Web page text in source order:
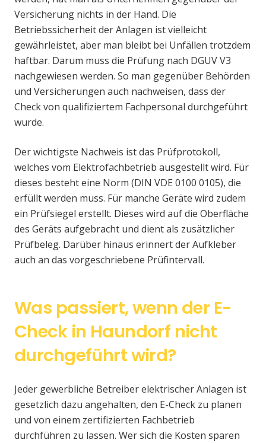
Versicherung nichts in der Hand. Die
Betriebssicherheit der Anlagen ist vielleicht
gewährleistet, aber man bleibt bei Unfällen trotzdem
haftbar. Darum muss die Prüfung nach DGUV V3
nachgewiesen werden. So man gegenüber Behörden
und Versicherungen auch nachweisen, dass der
Check von qualifiziertem Fachpersonal durchgeführt
wurde.
Der wichtigste Nachweis ist das Prüfprotokoll,
welches vom Elektrofachbetrieb ausgestellt wird. Für
dieses besteht eine Norm (DIN VDE 0100 0105), die
erfüllt werden muss. Für manche Geräte wird zudem
ein Prüfsiegel erstellt. Dieses wird auf die Oberfläche
des Geräts aufgebracht und dient als zusätzlicher
Prüfbeleg. Darüber hinaus erinnert der Aufkleber
auch an das vorgeschriebene Prüfintervall.
Was passiert, wenn der E-
Check in Haundorf nicht
durchgeführt wird?
Jeder gewerbliche Betreiber elektrischer Anlagen ist
gesetzlich dazu angehalten, den E-Check zu planen
und von einem zertifizierten Fachbetrieb
durchführen zu lassen. Wer sich die Kosten sparen